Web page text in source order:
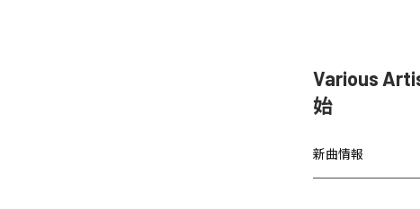
Various
始
新曲情報